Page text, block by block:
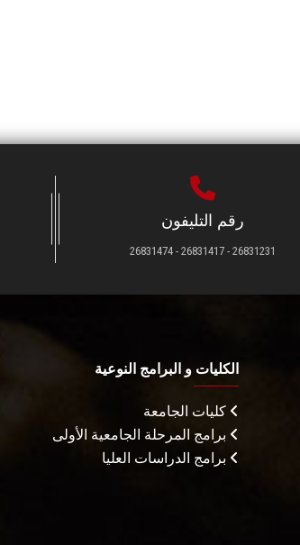
رقم التليفون
26831231 - 26831417 - 26831474
الكليات و البرامج النوعية
كليات الجامعة
برامج المرحلة الجامعية الأولى
برامج الدراسات العليا